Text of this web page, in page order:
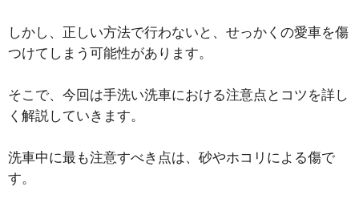
しかし、正しい方法で行わないと、せっかくの愛車を傷
つけてしまう可能性があります。
そこで、今回は手洗い洗車における注意点とコツを詳し
く解説していきます。
洗車中に最も注意すべき点は、砂やホコリによる傷で
す。